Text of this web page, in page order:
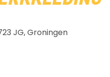
JG, Groningen